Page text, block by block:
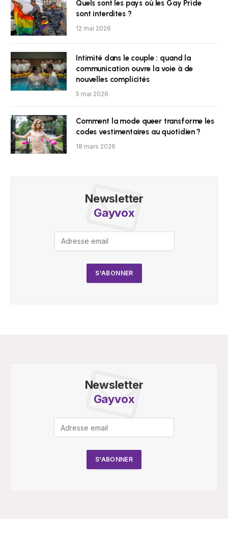
Quels sont les pays où les Gay Pride
sont interdites ?
12 mai 2026
Intimité dans le couple : quand la
communication ouvre la voie à de
nouvelles complicités
5 mai 2026
Comment la mode queer transforme les
codes vestimentaires au quotidien ?
18 mars 2026
Newsletter
Gayvox
Newsletter
Gayvox